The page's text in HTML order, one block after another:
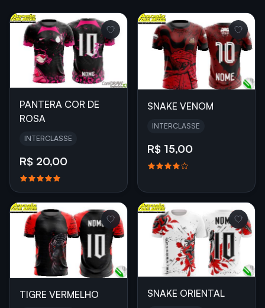
PANTERA COR DE
ROSA
INTERCLASSE
R$ 20,00
SNAKE VENOM
INTERCLASSE
R$ 15,00
TIGRE VERMELHO SNAKE ORIENTAL